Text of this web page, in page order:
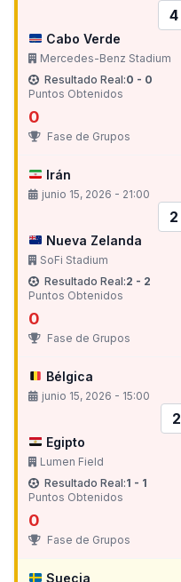
4
Cabo Verde
Mercedes-Benz Stadium
Resultado Real:0 - 0
Puntos Obtenidos
0
Fase de Grupos
Irán
junio 15, 2026 - 21:00
2
Nueva Zelanda
SoFi Stadium
Resultado Real:2 - 2
Puntos Obtenidos
0
Fase de Grupos
Bélgica
junio 15, 2026 - 15:00
2
Egipto
Lumen Field
Resultado Real:1 - 1
Puntos Obtenidos
0
Fase de Grupos
Suecia